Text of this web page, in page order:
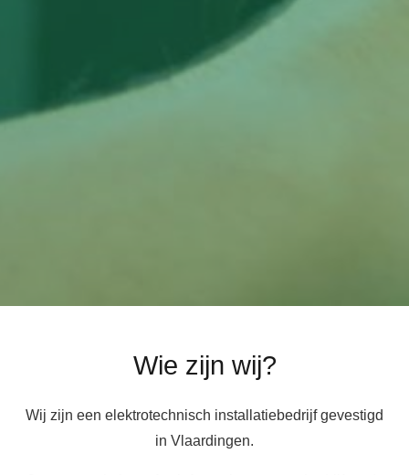
Wie zijn wij?
Wij zijn een elektrotechnisch installatiebedrijf gevestigd
in Vlaardingen.